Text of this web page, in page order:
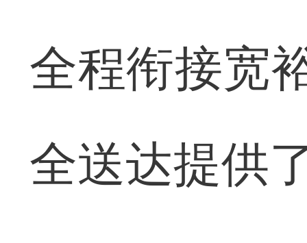
全程衔接宽
全送达提供